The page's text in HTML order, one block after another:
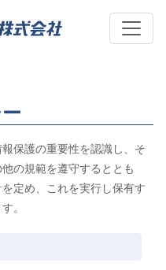
保護の重要性を認識し、そ
の規範を遵守するととも
定め、これを実行し保有す
。